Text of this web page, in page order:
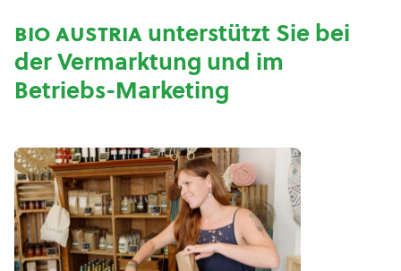
bio austriaunterstützt Sie bei
der Vermarktung und im
Betriebs-Marketing